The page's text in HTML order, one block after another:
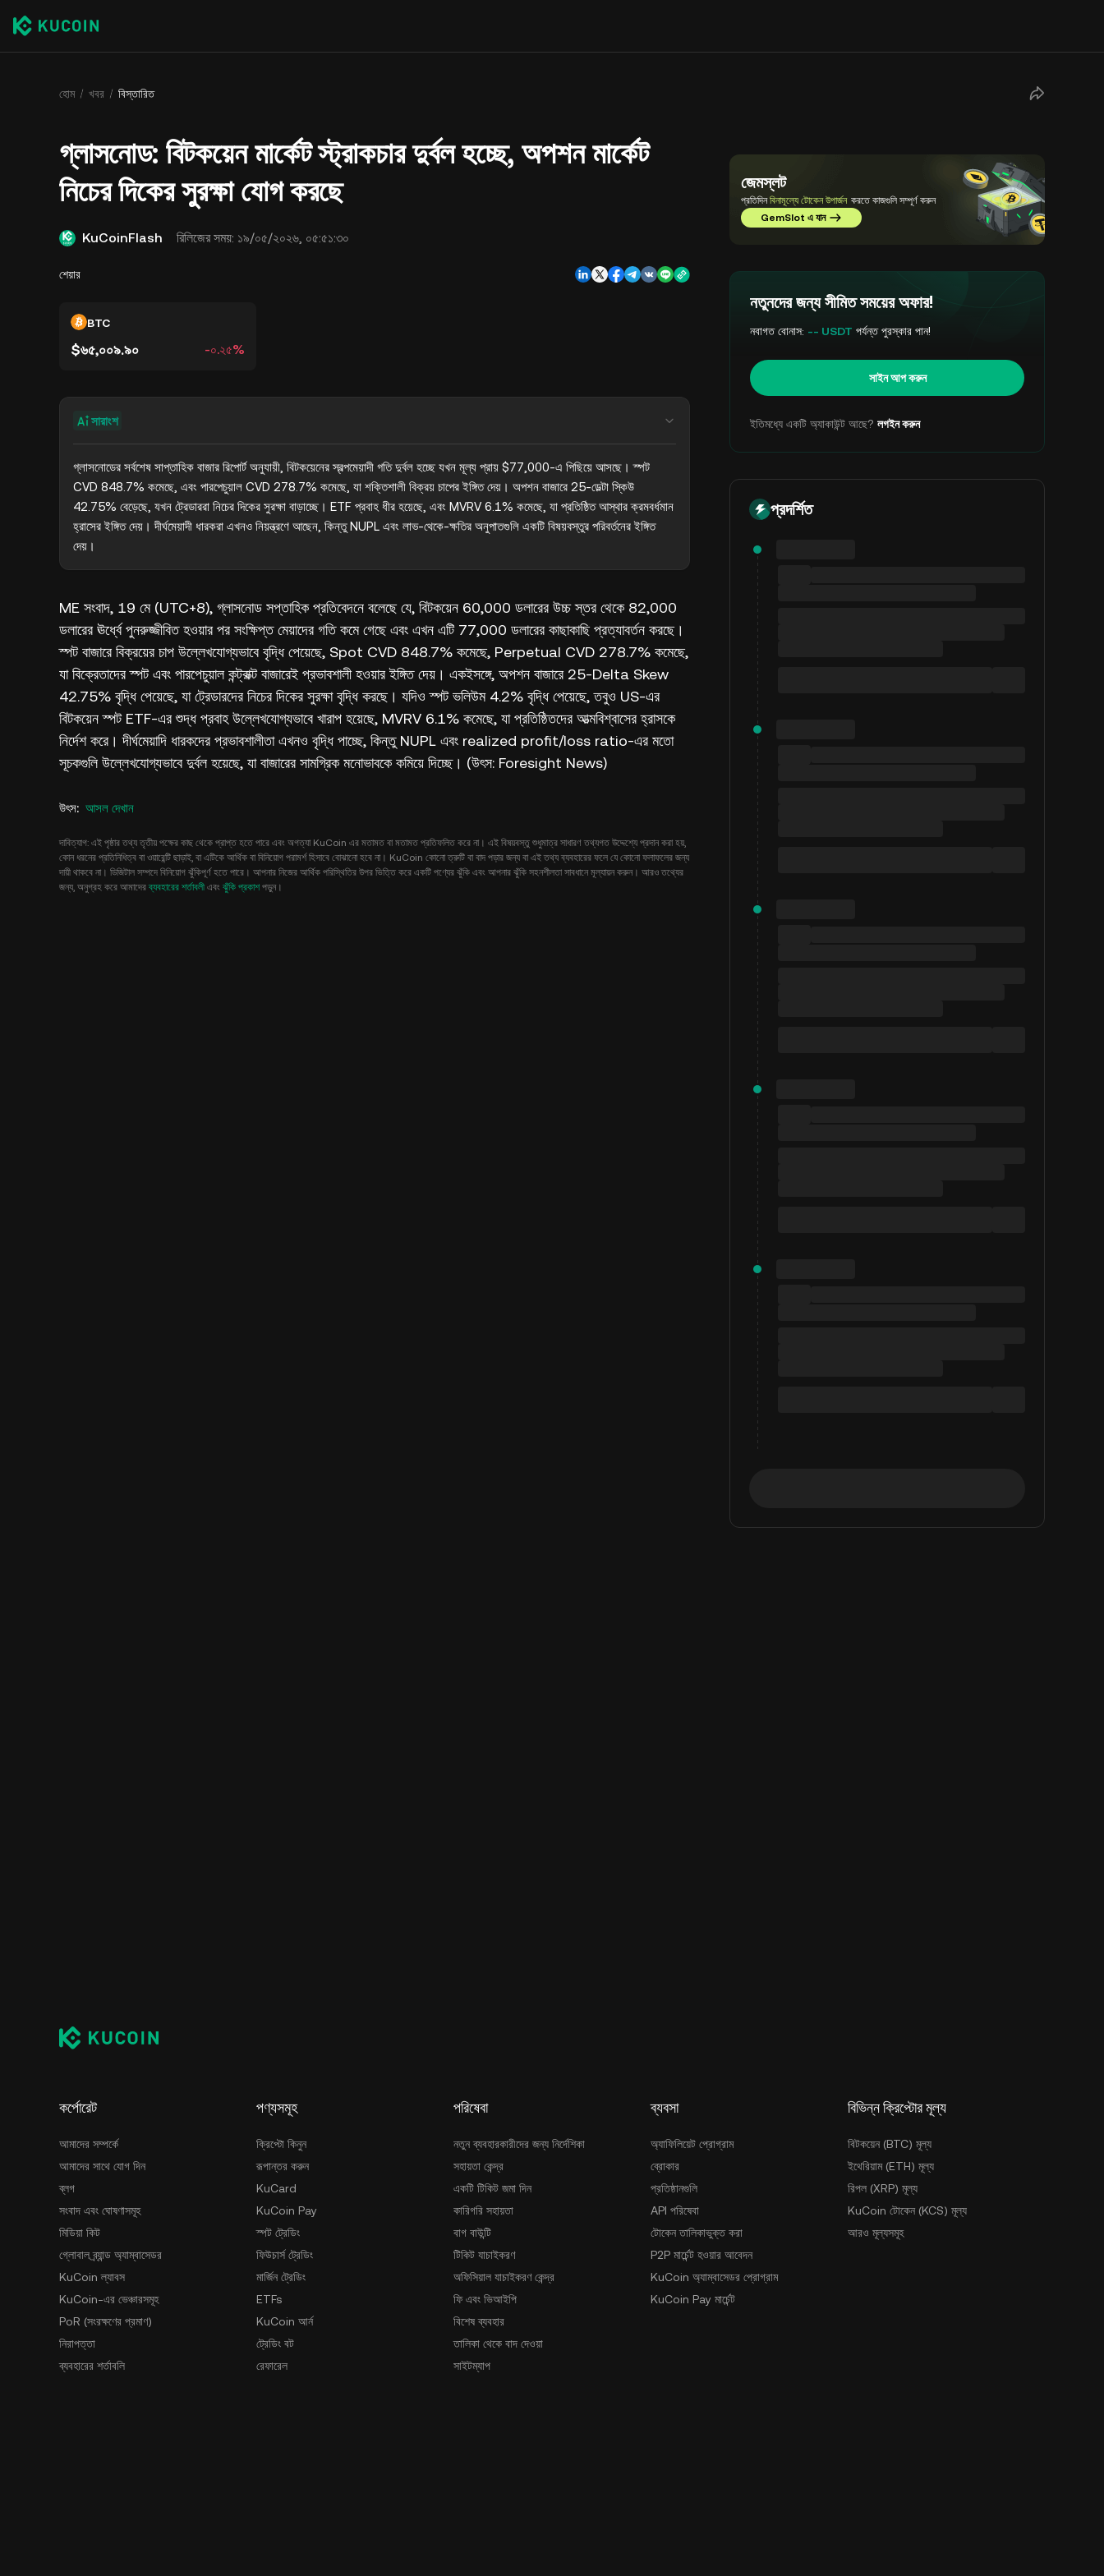
হোম খবর বিস্তারিত
গ্লাসনোড: বিটকয়েন মার্কেট স্ট্রাকচার দুর্বল হচ্ছে, অপশন মার্কেট
নিচের দিকের সুরক্ষা যোগ করছে
KuCoinFlash রিলিজের সময়: ১৯/০৫/২০২৬, ০৫:৫১:৩০
শেয়ার
BTC
$৬৫,০০৯.৯০ -০.২৫%
সারাংশ
গ্লাসনোডের সর্বশেষ সাপ্তাহিক বাজার রিপোর্ট অনুযায়ী, বিটকয়েনের স্বল্পমেয়াদী গতি দুর্বল হচ্ছে যখন মূল্য প্রায় $77,000-এ পিছিয়ে আসছে। স্পট
CVD 848.7% কমেছে, এবং পারপেচুয়াল CVD 278.7% কমেছে, যা শক্তিশালী বিক্রয় চাপের ইঙ্গিত দেয়। অপশন বাজারে 25-ডেল্টা স্কিউ
42.75% বেড়েছে, যখন ট্রেডাররা নিচের দিকের সুরক্ষা বাড়াচ্ছে। ETF প্রবাহ ধীর হয়েছে, এবং MVRV 6.1% কমেছে, যা প্রতিষ্ঠিত আস্থার ক্রমবর্ধমান
হ্রাসের ইঙ্গিত দেয়। দীর্ঘমেয়াদী ধারকরা এখনও নিয়ন্ত্রণে আছেন, কিন্তু NUPL এবং লাভ-থেকে-ক্ষতির অনুপাতগুলি একটি বিষয়বস্তুর পরিবর্তনের ইঙ্গিত
দেয়।
ME সংবাদ, 19 মে (UTC+8), গ্লাসনোড সপ্তাহিক প্রতিবেদনে বলেছে যে, বিটকয়েন 60,000 ডলারের উচ্চ স্তর থেকে 82,000
ডলারের ঊর্ধ্বে পুনরুজ্জীবিত হওয়ার পর সংক্ষিপ্ত মেয়াদের গতি কমে গেছে এবং এখন এটি 77,000 ডলারের কাছাকাছি প্রত্যাবর্তন করছে।
স্পট বাজারে বিক্রয়ের চাপ উল্লেখযোগ্যভাবে বৃদ্ধি পেয়েছে, Spot CVD 848.7% কমেছে, Perpetual CVD 278.7% কমেছে,
যা বিক্রেতাদের স্পট এবং পারপেচুয়াল কন্ট্রাক্ট বাজারেই প্রভাবশালী হওয়ার ইঙ্গিত দেয়। একইসঙ্গে, অপশন বাজারে 25-Delta Skew
42.75% বৃদ্ধি পেয়েছে, যা ট্রেডারদের নিচের দিকের সুরক্ষা বৃদ্ধি করছে। যদিও স্পট ভলিউম 4.2% বৃদ্ধি পেয়েছে, তবুও US-এর
বিটকয়েন স্পট ETF-এর শুদ্ধ প্রবাহ উল্লেখযোগ্যভাবে খারাপ হয়েছে, MVRV 6.1% কমেছে, যা প্রতিষ্ঠিতদের আত্মবিশ্বাসের হ্রাসকে
নির্দেশ করে। দীর্ঘমেয়াদি ধারকদের প্রভাবশালীতা এখনও বৃদ্ধি পাচ্ছে, কিন্তু NUPL এবং realized profit/loss ratio-এর মতো
সূচকগুলি উল্লেখযোগ্যভাবে দুর্বল হয়েছে, যা বাজারের সামগ্রিক মনোভাবকে কমিয়ে দিচ্ছে। (উৎস: Foresight News)
উৎস: আসল দেখান
দাবিত্যাগ: এই পৃষ্ঠার তথ্য তৃতীয় পক্ষের কাছ থেকে প্রাপ্ত হতে পারে এবং অগত্যা KuCoin এর মতামত বা মতামত প্রতিফলিত করে না। এই বিষয়বস্তু শুধুমাত্র সাধারণ তথ্যগত উদ্দেশ্যে প্রদান করা হয়,
কোন ধরনের প্রতিনিধিত্ব বা ওয়ারেন্টি ছাড়াই, বা এটিকে আর্থিক বা বিনিয়োগ পরামর্শ হিসাবে বোঝানো হবে না। KuCoin কোনো ত্রুটি বা বাদ পড়ার জন্য বা এই তথ্য ব্যবহারের ফলে যে কোনো ফলাফলের জন্য
দায়ী থাকবে না। ডিজিটাল সম্পদে বিনিয়োগ ঝুঁকিপূর্ণ হতে পারে। আপনার নিজের আর্থিক পরিস্থিতির উপর ভিত্তি করে একটি পণ্যের ঝুঁকি এবং আপনার ঝুঁকি সহনশীলতা সাবধানে মূল্যায়ন করুন। আরও তথ্যের
জন্য, অনুগ্রহ করে আমাদেরব্যবহারের শর্তাবলী এবং ঝুঁকি প্রকাশ পড়ুন।
জেমস্লট
প্রতিদিনবিনামূল্যে টোকেন উপার্জন করতে কাজগুলি সম্পূর্ণ করুন
GemSlot এ যান
নতুনদের জন্য সীমিত সময়ের অফার!
নবাগত বোনাস: -- USDT পর্যন্ত পুরস্কার পান!
সাইন আপ করুন
ইতিমধ্যে একটি অ্যাকাউন্ট আছে? লগইন করুন
প্রদর্শিত
কর্পোরেট
আমাদের সম্পর্কে
আমাদের সাথে যোগ দিন
ব্লগ
সংবাদ এবং ঘোষণাসমূহ
মিডিয়া কিট
গ্লোবাল ব্র্যান্ড অ্যাম্বাসেডর
KuCoin ল্যাবস
KuCoin-এর ভেঞ্চারসমূহ
PoR (সংরক্ষণের প্রমাণ)
নিরাপত্তা
ব্যবহারের শর্তাবলি
পণ্যসমূহ
ক্রিপ্টো কিনুন
রূপান্তর করুন
KuCard
KuCoin Pay
স্পট ট্রেডিং
ফিউচার্স ট্রেডিং
মার্জিন ট্রেডিং
ETFs
KuCoin আর্ন
ট্রেডিং বট
রেফারেল
পরিষেবা
নতুন ব্যবহারকারীদের জন্য নির্দেশিকা
সহায়তা কেন্দ্র
একটি টিকিট জমা দিন
কারিগরি সহায়তা
বাগ বাউন্টি
টিকিট যাচাইকরণ
অফিসিয়াল যাচাইকরণ কেন্দ্র
ফি এবং ভিআইপি
বিশেষ ব্যবহার
তালিকা থেকে বাদ দেওয়া
সাইটম্যাপ
ব্যবসা
অ্যাফিলিয়েট প্রোগ্রাম
ব্রোকার
প্রতিষ্ঠানগুলি
API পরিষেবা
টোকেন তালিকাভুক্ত করা
P2P মার্চেন্ট হওয়ার আবেদন
KuCoin অ্যাম্বাসেডর প্রোগ্রাম
KuCoin Pay মার্চেন্ট
বিভিন্ন ক্রিপ্টোর মূল্য
বিটকয়েন (BTC) মূল্য
ইথেরিয়াম (ETH) মূল্য
রিপল (XRP) মূল্য
KuCoin টোকেন (KCS) মূল্য
আরও মূল্যসমূহ